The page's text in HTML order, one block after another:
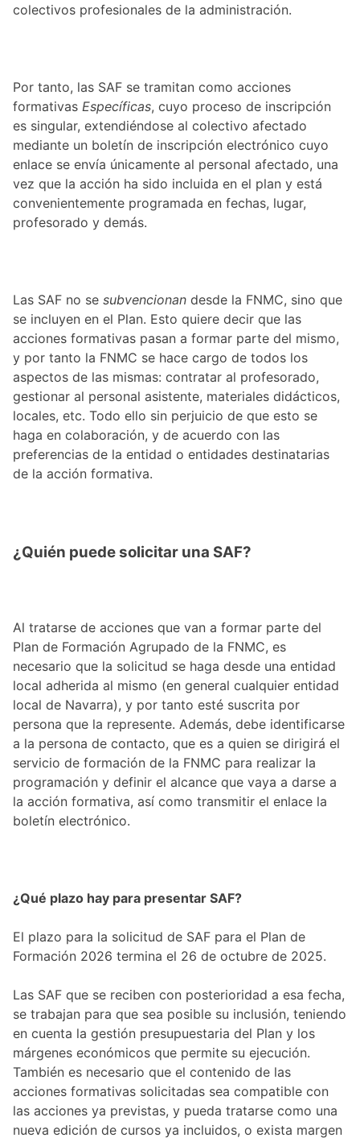
colectivos profesionales de la administración.
Por tanto, las SAF se tramitan como acciones
formativas Específicas, cuyo proceso de inscripción
es singular, extendiéndose al colectivo afectado
mediante un boletín de inscripción electrónico cuyo
enlace se envía únicamente al personal afectado, una
vez que la acción ha sido incluida en el plan y está
convenientemente programada en fechas, lugar,
profesorado y demás.
Las SAF no se subvencionan desde la FNMC, sino que
se incluyen en el Plan. Esto quiere decir que las
acciones formativas pasan a formar parte del mismo,
y por tanto la FNMC se hace cargo de todos los
aspectos de las mismas: contratar al profesorado,
gestionar al personal asistente, materiales didácticos,
locales, etc. Todo ello sin perjuicio de que esto se
haga en colaboración, y de acuerdo con las
preferencias de la entidad o entidades destinatarias
de la acción formativa.
¿Quién puede solicitar una SAF?
Al tratarse de acciones que van a formar parte del
Plan de Formación Agrupado de la FNMC, es
necesario que la solicitud se haga desde una entidad
local adherida al mismo (en general cualquier entidad
local de Navarra), y por tanto esté suscrita por
persona que la represente. Además, debe identificarse
a la persona de contacto, que es a quien se dirigirá el
servicio de formación de la FNMC para realizar la
programación y definir el alcance que vaya a darse a
la acción formativa, así como transmitir el enlace la
boletín electrónico.
¿Qué plazo hay para presentar SAF?
El plazo para la solicitud de SAF para el Plan de
Formación 2026 termina el 26 de octubre de 2025.
Las SAF que se reciben con posterioridad a esa fecha,
se trabajan para que sea posible su inclusión, teniendo
en cuenta la gestión presupuestaria del Plan y los
márgenes económicos que permite su ejecución.
También es necesario que el contenido de las
acciones formativas solicitadas sea compatible con
las acciones ya previstas, y pueda tratarse como una
nueva edición de cursos ya incluidos, o exista margen